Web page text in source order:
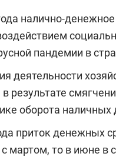
налично-
пандемии в
деятельности
результате
оборота наличных
приток денежных
мартом, то в июне в